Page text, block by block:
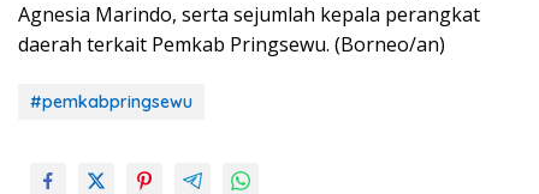
Agnesia Marindo, serta sejumlah kepala perangkat
daerah terkait Pemkab Pringsewu. (Borneo/an)
#pemkabpringsewu